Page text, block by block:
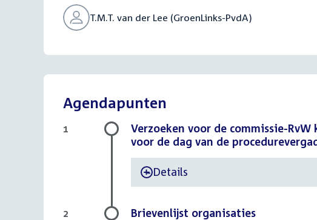
T.M.T. van der Lee (GroenLinks-PvdA)
Agendapunten
Verzoeken voor de commissie-
voor de dag van de
- Details
1
Brievenlijst organisaties
2